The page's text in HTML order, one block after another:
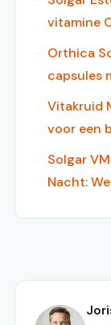
vitamine
Orthica
capsules
Vitakruid
voor een
Solgar
Nacht: